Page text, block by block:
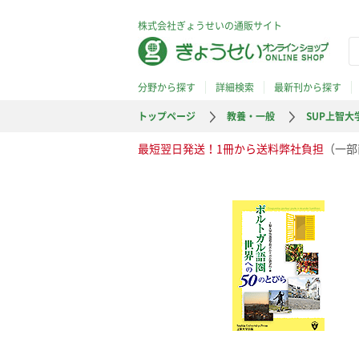
株式会社ぎょうせいの通販サイト
分野から探す 詳細検索
最新刊から探す
トップページ
教養・一般 SUP上智大
最短翌日発送！1冊から送料弊社負担 （一